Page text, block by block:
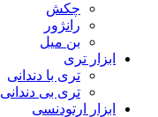
چکش
رانژور
بن میل
ابزار تری
تری با دندانی
تری بی دندانی
ابزار ارتودنسی